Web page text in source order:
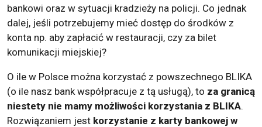
bankowi oraz w sytuacji kradzieży na policji. Co jednak
dalej, jeśli potrzebujemy mieć dostęp do środków z
konta np. aby zapłacić w restauracji, czy za bilet
komunikacji miejskiej?
O ile w Polsce można korzystać z powszechnego BLIKA
(o ile nasz bank współpracuje z tą usługą), to za granicą
niestety nie mamy możliwości korzystania z BLIKA.
Rozwiązaniem jest korzystanie z karty bankowej w